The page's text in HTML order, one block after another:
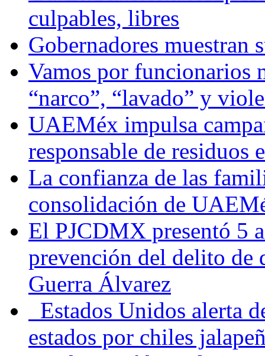
culpables, libres
Gobernadores muestran
Vamos por funcionarios
“narco”, “lavado” y
UAEMéx impulsa
responsable de residuos
La confianza de las
consolidación de
El PJCDMX presentó 5
prevención del delito de
Guerra Álvarez
Estados Unidos alerta
estados por chiles